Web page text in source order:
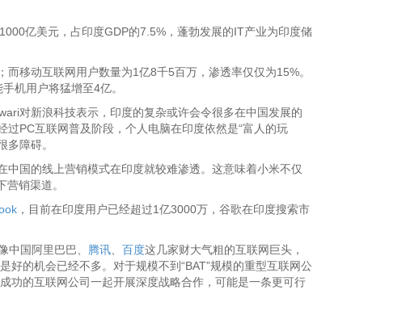
亿美元，占印度GDP的7.5%，蓬勃发展的IT产业为印度储
动互联网用户数量为1亿8千5百万，渗透率仅仅为15%。
机用户将猛增至4亿。
对新浪科技表示，印度的复杂或许会令很多在中国发展的
PC互联网普及阶段，个人电脑在印度依然是“富人的玩
障碍。
国的线上营销模式在印度就较难渗透。这意味着小米不仅
销渠道。
，目前在印度用户已经超过1亿3000万，谷歌在印度搜索市
国阿里巴巴、
腾讯 百度这几家财大气粗的互联网巨头，
的机会已经不多。对于规模不到“BAT”规模的重型互联网公
功的互联网公司一起开展深度战略合作，可能是一条更可行